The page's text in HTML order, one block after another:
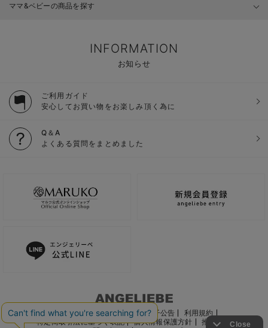
ママ&ベビーの商品を探す
INFORMATION
お知らせ
ご利用ガイド
安心してお買い物をお楽しみ頂く為に
Q＆A
よくある質問をまとめました
ご利用ガイド 会社概要 電子公告
利用規約
特定商取引法に基づく表記
個人情報保護方針
推奨環境